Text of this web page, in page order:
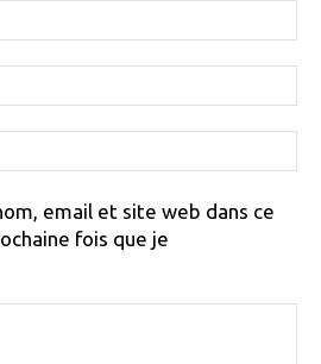
:
:
:
email et site web dans ce
fois que je